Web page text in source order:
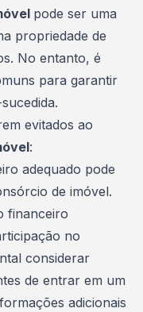
pode ser uma
propriedade de
No entanto, é
para garantir
evitados ao
:
adequado pode
de imóvel.
financeiro
no
considerar
de entrar em um
adicionais